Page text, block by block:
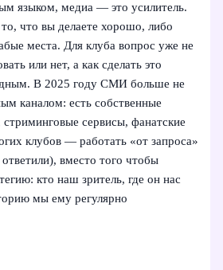
языком, медиа — это усилитель.
что вы делаете хорошо, либо
места. Для клуба вопрос уже не
или нет, а как сделать это
В 2025 году СМИ больше не
каналом: есть собственные
сервисы, фанатские
клубов — работать «от запроса»
вместо того чтобы
кто наш зритель, где он нас
мы ему регулярно